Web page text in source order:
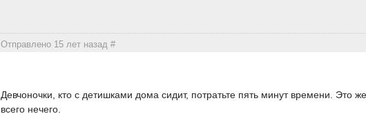
Отправлено 15 лет назад#
Девчоночки, кто с детишками дома сидит, потратьте пять минут времени. Это же
всего нечего.